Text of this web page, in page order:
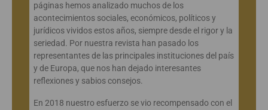
páginas hemos analizado muchos de los
acontecimientos sociales, económicos, políticos y
jurídicos vividos estos años, siempre desde el rigor y la
seriedad. Por nuestra revista han pasado los
representantes de las principales instituciones del país
y de Europa, que nos han dejado interesantes
reflexiones y sabios consejos.
En 2018 nuestro esfuerzo se vio recompensado con el